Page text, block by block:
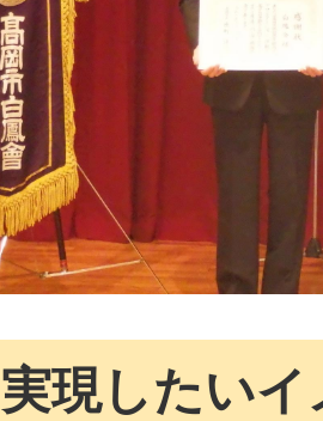
現したいイ